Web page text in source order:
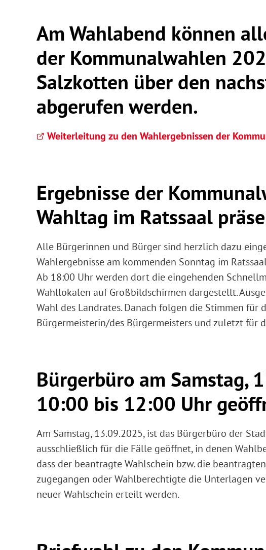
Am Wahlabend können
der Kommunalwahlen
Salzkotten über den
abgerufen werden.
Weiterleitung zu den Wahlergebnissen der
Ergebnisse der
Wahltag im Ratssaal
Alle Bürgerinnen und Bürger sind herzlich dazu
Wahlergebnisse am kommenden Sonntag im
Ab 18:00 Uhr werden dort die eingehenden
Wahllokalen auf Großbildschirmen dargestellt.
Wahl des Landrates. Danach folgen die Stimmen für
Bürgermeisterin/des Bürgermeisters und zuletzt für
Bürgerbüro am Samstag,
10:00 bis 12:00 Uhr
Am Samstag, 13.09.2025, ist das Bürgerbüro der
ausschließlich für die Fälle geöffnet, in denen
dass der beantragte Wahlschein bzw. die
zugegangen oder Wahlberechtigte die Unterlagen
neuer Wahlschein erteilt werden.